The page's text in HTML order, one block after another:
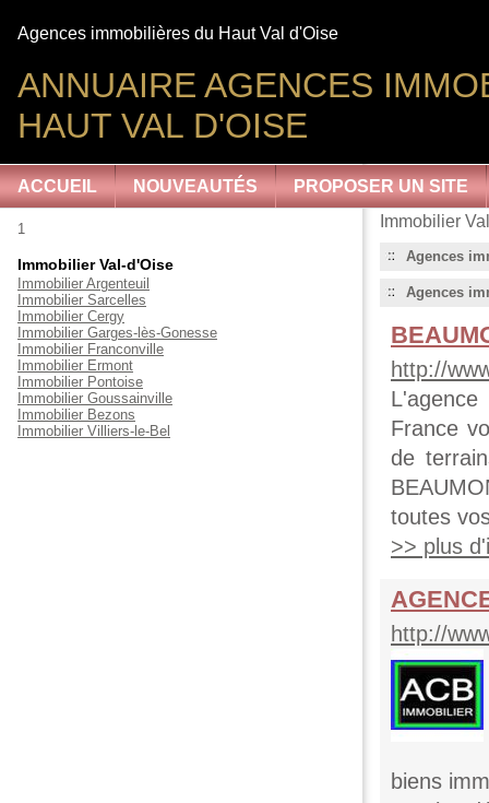
ANNUAIRE AGENCES
HAUT VAL D'OISE
Agences immobilières du Haut Val d'Oise
ACCUEIL NOUVEAUTÉS PROPOSER UN SITE
1
Immobilier Val-d'Oise
Immobilier Argenteuil
Immobilier Sarcelles
Immobilier Cergy
Immobilier Garges-lès-Gonesse
Immobilier Franconville
Immobilier Ermont
Immobilier Pontoise
Immobilier Goussainville
Immobilier Bezons
Immobilier Villiers-le-Bel
Immobilier
Agences
Agences
http://
France
de
toutes
>> plus
http://
biens